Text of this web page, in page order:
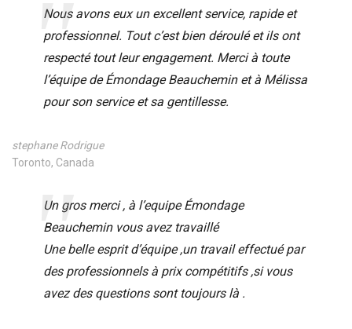
Nous avons eux un excellent service, rapide et
professionnel. Tout c’est bien déroulé et ils ont
respecté tout leur engagement. Merci à toute
l’équipe de Émondage Beauchemin et à Mélissa
pour son service et sa gentillesse.
stephane Rodrigue
Toronto, Canada
Un gros merci , à l’equipe Émondage
Beauchemin vous avez travaillé
Une belle esprit d’équipe ,un travail effectué par
des professionnels à prix compétitifs ,si vous
avez des questions sont toujours là .